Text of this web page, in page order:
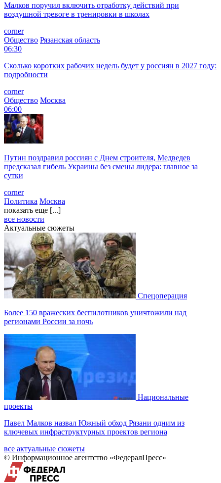
Малков поручил включить отработку действий при
воздушной тревоге в тренировки в школах
corner
Общество Рязанская область
06:30
Сколько коротких рабочих недель будет у россиян в 2027 году:
подробности
corner
Общество Москва
06:00
Путин поздравил россиян с Днем строителя, Медведев
предсказал гибель Украины без смены лидера: главное за
сутки
corner
Политика Москва
показать еще [...]
все новости
Актуальные сюжеты
Спецоперация
Более 150 вражеских беспилотников уничтожили над
регионами России за ночь
Национальные
проекты
Павел Малков назвал Южный обход Рязани одним из
ключевых инфраструктурных проектов региона
все актуальные сюжеты
© Информационное агентство «ФедералПресс»